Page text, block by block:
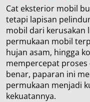
Cat eksterior mobil
tetapi lapisan
mobil dari kerusakan
permukaan mobil
hujan asam, hingga
mempercepat proses
benar, paparan ini
permukaan menjadi
kekuatannya.